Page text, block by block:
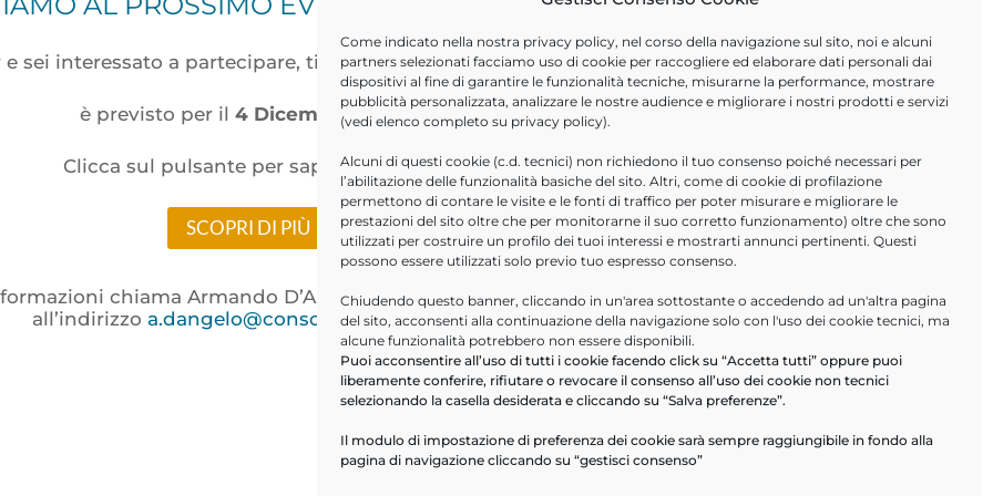
Come indicato nella nostra privacy policy, nel corso della navigazione sul sito, noi e alcuni
partners selezionati facciamo uso di cookie per raccogliere ed elaborare dati personali dai
dispositivi al fine di garantire le funzionalità tecniche, misurarne la performance, mostrare
pubblicità personalizzata, analizzare le nostre audience e migliorare i nostri prodotti e servizi
(vedi elenco completo su privacy policy).
Alcuni di questi cookie (c.d. tecnici) non richiedono il tuo consenso poiché necessari per
l’abilitazione delle funzionalità basiche del sito. Altri, come di cookie di profilazione
permettono di contare le visite e le fonti di traffico per poter misurare e migliorare le
prestazioni del sito oltre che per monitorarne il suo corretto funzionamento) oltre che sono
utilizzati per costruire un profilo dei tuoi interessi e mostrarti annunci pertinenti. Questi
possono essere utilizzati solo previo tuo espresso consenso.
Chiudendo questo banner, cliccando in un'area sottostante o accedendo ad un'altra pagina
del sito, acconsenti alla continuazione della navigazione solo con l'uso dei cookie tecnici, ma
alcune funzionalità potrebbero non essere disponibili.
Puoi acconsentire all’uso di tutti i cookie facendo click su “Accetta tutti” oppure puoi
liberamente conferire, rifiutare o revocare il consenso all’uso dei cookie non tecnici
selezionando la casella desiderata e cliccando su “Salva preferenze”.
Il modulo di impostazione di preferenza dei cookie sarà sempre raggiungibile in fondo alla
pagina di navigazione cliccando su “gestisci consenso”
e sei interessato a partecipare, ti anticipiamo che ilprossimo appuntamento
è previsto per il 4 Dicembre 2020!
Clicca sul pulsante per saperne di più.
SCOPRI DI PIÙ
chiama Armando D’Angelo al 335 121 8021 oppure scrivi
all’indirizzo a.dangelo@consoftinformatica.it